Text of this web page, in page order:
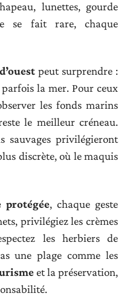
lunettes, gourde
se fait rare, chaque
peut surprendre :
la mer. Pour ceux
les fonds marins
le meilleur créneau.
sauvages privilégieront
discrète, où le maquis
protégée, chaque geste
privilégiez les crèmes
les herbiers de
une plage comme les
et la préservation,